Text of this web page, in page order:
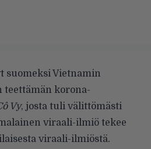
suomeksi Vietnamin
teettämän korona-
Vy, josta tuli välittömästi
viraali-ilmiö tekee
viraali-ilmiöstä.